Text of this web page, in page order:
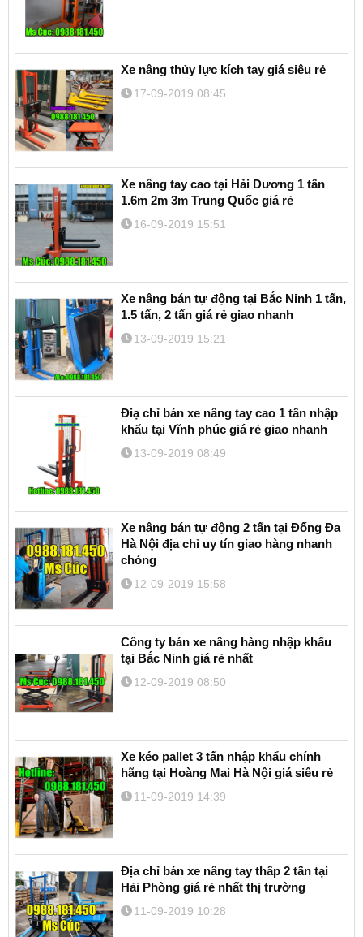
Xe nâng thủy lực kích tay giá siêu rẻ
17-09-2019 08:45
Xe nâng tay cao tại Hải Dương 1 tấn
1.6m 2m 3m Trung Quốc giá rẻ
16-09-2019 15:51
Xe nâng bán tự động tại Bắc Ninh 1 tấn,
1.5 tấn, 2 tấn giá rẻ giao nhanh
13-09-2019 15:21
Điạ chỉ bán xe nâng tay cao 1 tấn nhập
khẩu tại Vĩnh phúc giá rẻ giao nhanh
13-09-2019 08:49
Xe nâng bán tự động 2 tấn tại Đống Đa
Hà Nội địa chỉ uy tín giao hàng nhanh
chóng
12-09-2019 15:58
Công ty bán xe nâng hàng nhập khẩu
tại Bắc Ninh giá rẻ nhất
12-09-2019 08:50
Xe kéo pallet 3 tấn nhập khẩu chính
hãng tại Hoàng Mai Hà Nội giá siêu rẻ
11-09-2019 14:39
Địa chỉ bán xe nâng tay thấp 2 tấn tại
Hải Phòng giá rẻ nhất thị trường
11-09-2019 10:28